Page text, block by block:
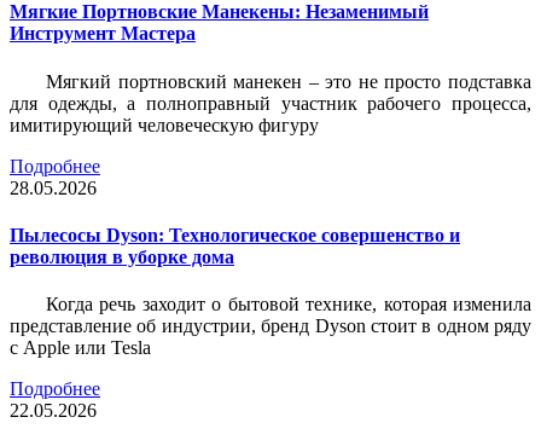
Мягкие Портновские Манекены: Незаменимый
Инструмент Мастера
Мягкий портновский манекен – это не просто подставка
для одежды, а полноправный участник рабочего процесса,
имитирующий человеческую фигуру
Подробнее
28.05.2026
Пылесосы Dyson: Технологическое совершенство и
революция в уборке дома
Когда речь заходит о бытовой технике, которая изменила
представление об индустрии, бренд Dyson стоит в одном ряду
с Apple или Tesla
Подробнее
22.05.2026